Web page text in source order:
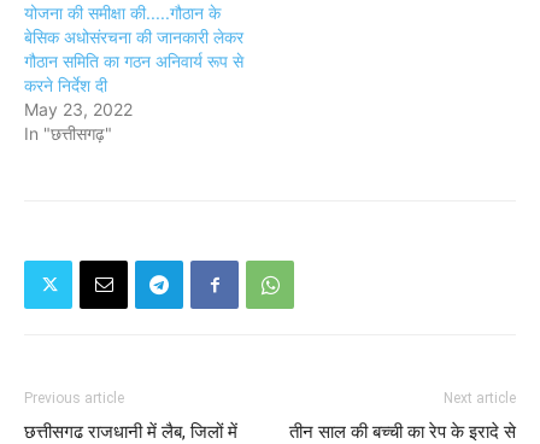
योजना की समीक्षा की.....गौठान के
बेसिक अधोसंरचना की जानकारी लेकर
गौठान समिति का गठन अनिवार्य रूप से
करने निर्देश दी
May 23, 2022
In "छत्तीसगढ़"
Previous article
छत्तीसगढ राजधानी में लैब, जिलों में
Next article
तीन साल की बच्ची का रेप के इरादे से